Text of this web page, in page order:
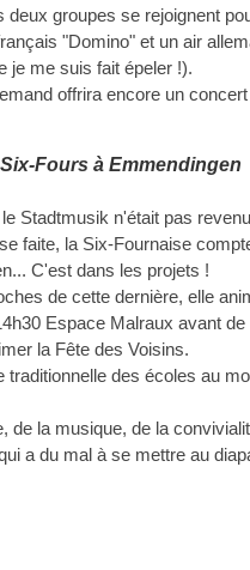
deux groupes se rejoignent
"Domino" et un air
je me suis fait épeler !).
offrira encore un
Fours à Emmendingen
Stadtmusik n'était pas
faite, la Six-Fournaise
C'est dans les projets !
de cette dernière, elle
Espace Malraux avant
la Fête des Voisins.
traditionnelle des écoles au
de la musique, de la
a du mal à se mettre au